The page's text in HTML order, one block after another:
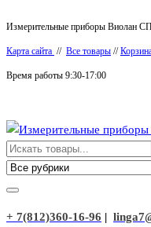
к
содержимому
Измерительные приборы Виолан
Карта сайта // Все товары //
Время работы 9:30-17:00
Измерительные приборы
+ 7(812)360-16-96 |